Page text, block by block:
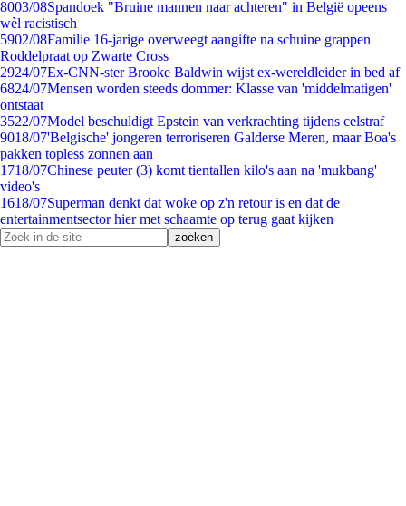
8003/08Spandoek "Bruine mannen naar achteren" in België opeens
wèl racistisch
5902/08Familie 16-jarige overweegt aangifte na schuine grappen
Roddelpraat op Zwarte Cross
2924/07Ex-CNN-ster Brooke Baldwin wijst ex-wereldleider in bed af
6824/07Mensen worden steeds dommer: Klasse van 'middelmatigen'
ontstaat
3522/07Model beschuldigt Epstein van verkrachting tijdens celstraf
9018/07'Belgische' jongeren terroriseren Galderse Meren, maar Boa's
pakken topless zonnen aan
1718/07Chinese peuter (3) komt tientallen kilo's aan na 'mukbang'
video's
1618/07Superman denkt dat woke op z'n retour is en dat de
entertainmentsector hier met schaamte op terug gaat kijken